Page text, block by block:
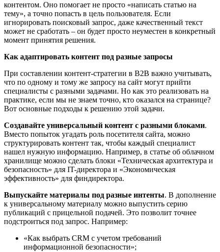
контентом. Оно помогает не просто «написать статью на
тему», а точно попасть в цель пользователя. Если
игнорировать поисковый запрос, даже качественный текст
может не сработать – он будет просто неуместен в конкретный
момент принятия решения.
Как адаптировать контент под разные запросы
При составлении контент-стратегии в B2B важно учитывать,
что по одному и тому же запросу на сайт могут прийти
специалисты с разными задачами. Но как это реализовать на
практике, если мы не знаем точно, кто оказался на странице?
Вот основные подходы к решению этой задачи.
Создавайте универсальный контент с разными блоками.
Вместо попыток угадать роль посетителя сайта, можно
структурировать контент так, чтобы каждый специалист
нашел нужную информацию. Например, в статье об облачном
хранилище можно сделать блоки «Техническая архитектура и
безопасность» для IT-директора и «Экономическая
эффективность» для финдиректора.
Выпускайте материалы под разные интенты. В дополнение
к универсальному материалу можно выпустить серию
публикаций с прицельной подачей. Это позволит точнее
подстроиться под запрос. Например:
«Как выбрать CRM с учетом требований
информационной безопасности»;